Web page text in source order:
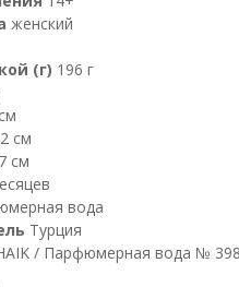
женский
(г) 196 г
см
см
вода
Турция
/ Парфюмерная вода №